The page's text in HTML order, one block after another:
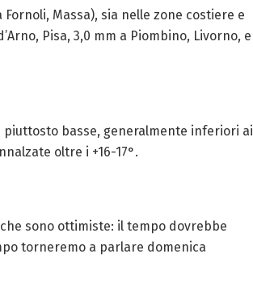
Massa), sia nelle zone costiere e
Pisa, 3,0 mm a Piombino, Livorno, e
basse, generalmente inferiori ai
oltre i +16-17°.
sono ottimiste: il tempo dovrebbe
torneremo a parlare domenica